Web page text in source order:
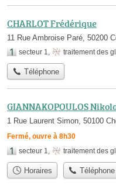
CHARLOT Frédérique
11 Rue Ambroise Paré, 50200
secteur 1 traitement des
Téléphone
GIANNAKOPOULOS
1 Rue Laurent Simon, 50100
Fermé, ouvre à 8h30
secteur 1, traitement des
Horaires Téléphone